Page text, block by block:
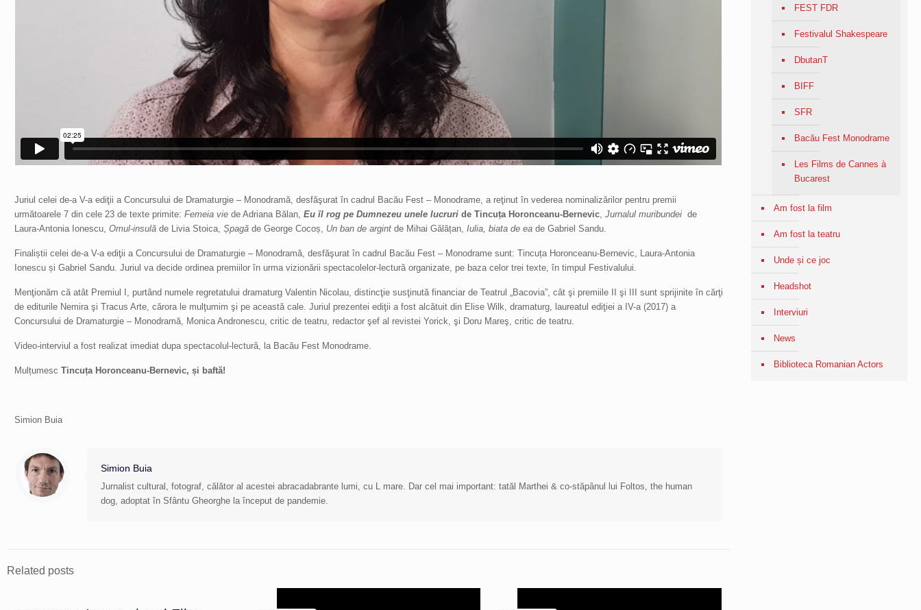
Juriul celei de-a V-a ediţii a Concursului de Dramaturgie – Monodramă, desfăşurat în cadrul Bacău Fest – Monodrame, a reţinut în vederea nominalizărilor pentru premii
următoarele 7 din cele 23 de texte primite: Femeia viede Adriana Bălan, Eu îl rog pe Dumnezeu unele lucruride Tincuța Horonceanu-Bernevic, Jurnalul muribundei de
Laura-Antonia Ionescu, Omul-insulăde Livia Stoica, Șpagă de George Cocoș, Un ban de argintde Mihai Gălățan, Iulia, biata de eade Gabriel Sandu.
Finaliștii celei de-a V-a ediţii a Concursului de Dramaturgie – Monodramă, desfăşurat în cadrul Bacău Fest – Monodrame sunt: Tincuța Horonceanu-Bernevic, Laura-Antonia
Ionescu și Gabriel Sandu. Juriul va decide ordinea premiilor în urma vizionării spectacolelor-lectură organizate, pe baza celor trei texte, în timpul Festivalului.
Menţionăm că atât Premiul I, purtând numele regretatului dramaturg Valentin Nicolau, distincţie susţinută financiar de Teatrul „Bacovia”, cât şi premiile II şi III sunt sprijinite în cărţi
de editurile Nemira şi Tracus Arte, cărora le mulţumim şi pe această cale. Juriul prezentei ediţii a fost alcătuit din Elise Wilk, dramaturg, laureatul ediţiei a IV-a (2017) a
Concursului de Dramaturgie – Monodramă, Monica Andronescu, critic de teatru, redactor şef al revistei Yorick, şi Doru Mareş, critic de teatru.
Video-interviul a fost realizat imediat dupa spectacolul-lectură, la Bacău Fest Monodrame.
Mulțumesc Tincuța Horonceanu-Bernevic, și baftă!
Simion Buia
Simion Buia
Jurnalist cultural, fotograf, călător al acestei abracadabrante lumi, cu L mare. Dar cel mai important: tatăl Marthei & co-stăpânul lui Foltos, the human
dog, adoptat în Sfântu Gheorghe la început de pandemie.
Related posts
FEST FDR
Festivalul Shakespeare
DbutanT
BIFF
SFR
Bacău Fest Monodrame
Les Films de Cannes à
Bucarest
Am fost la film
Am fost la teatru
Unde și ce joc
Headshot
Interviuri
News
Biblioteca Romanian Actors